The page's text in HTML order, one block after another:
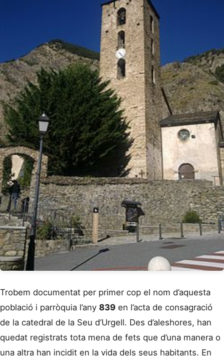
Trobem documentat per primer cop el nom d’aquesta
població i parròquia l’any 839 en l’acta de consagració
de la catedral de la Seu d’Urgell. Des d’aleshores, han
quedat registrats tota mena de fets que d’una manera o
una altra han incidit en la vida dels seus habitants. En